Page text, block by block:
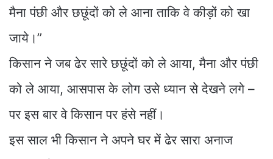
मैना पंछी और छछूंदों को ले आना ताकि वे कीड़ों को खा
जाये।”
किसान ने जब ढेर सारे छछूंदों को ले आया, मैना और पंछी
को ले आया, आसपास के लोग उसे ध्यान से देखने लगे –
पर इस बार वे किसान पर हंसे नहीं।
इस साल भी किसान ने अपने घर में ढेर सारा अनाज